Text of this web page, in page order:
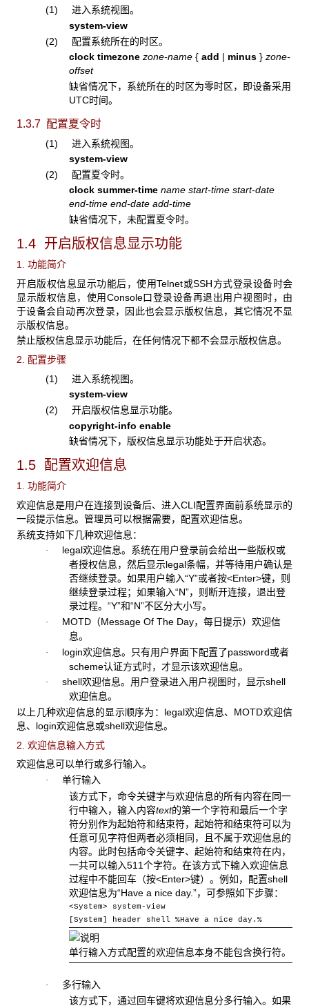
(1) 进入系统视图。
system-view
(2) 配置系统所在的时区。
clock timezonezone-name { add | minus } zone-
offset
缺省情况下，系统所在的时区为零时区，即设备采用
UTC时间。
1.3.7 配置夏令时
(1) 进入系统视图。
system-view
(2) 配置夏令时。
clock summer-time name start-time start-date
end-time end-date add-time
缺省情况下，未配置夏令时。
1.4 开启版权信息显示功能
1. 功能简介
开启版权信息显示功能后，使用Telnet或SSH方式登录设备时会
显示版权信息，使用Console口登录设备再退出用户视图时，由
于设备会自动再次登录，因此也会显示版权信息，其它情况不显
示版权信息。
禁止版权信息显示功能后，在任何情况下都不会显示版权信息。
2. 配置步骤
(1) 进入系统视图。
system-view
(2) 开启版权信息显示功能。
copyright-info enable
缺省情况下，版权信息显示功能处于开启状态。
1.5 配置欢迎信息
1. 功能简介
欢迎信息是用户在连接到设备后、进入CLI配置界面前系统显示的
一段提示信息。管理员可以根据需要，配置欢迎信息。
系统支持如下几种欢迎信息：
· legal欢迎信息。系统在用户登录前会给出一些版权或
者授权信息，然后显示legal条幅，并等待用户确认是
否继续登录。如果用户输入“Y”或者按<Enter>键，则
继续登录过程；如果输入“N”，则断开连接，退出登
录过程。“Y”和“N”不区分大小写。
· MOTD（Message Of The Day，每日提示）欢迎信
息。
· login欢迎信息。只有用户界面下配置了password或者
scheme认证方式时，才显示该欢迎信息。
· shell欢迎信息。用户登录进入用户视图时，显示shell
欢迎信息。
以上几种欢迎信息的显示顺序为：legal欢迎信息、MOTD欢迎信
息、login欢迎信息或shell欢迎信息。
2. 欢迎信息输入方式
欢迎信息可以单行或多行输入。
· 单行输入
该方式下，命令关键字与欢迎信息的所有内容在同一
行中输入，输入内容text的第一个字符和最后一个字
符分别作为起始符和结束符，起始符和结束符可以为
任意可见字符但两者必须相同，且不属于欢迎信息的
内容。此时包括命令关键字、起始符和结束符在内，
一共可以输入511个字符。在该方式下输入欢迎信息
过程中不能回车（按<Enter>键）。例如，配置shell
欢迎信息为“Have a nice day.”，可参照如下步骤：
<System> system-view
[System] header shell %Have a nice day.%
单行输入方式配置的欢迎信息本身不能包含换行符。
· 多行输入
该方式下，通过回车键将欢迎信息分多行输入。如果